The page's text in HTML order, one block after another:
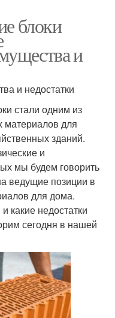
блоки
и
и недостатки
стали одним из
материалов для
зданий.
и
мы будем говорить
ведущие позиции в
для дома.
какие недостатки
сегодня в нашей